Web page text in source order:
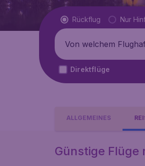
Flugtyp
Rückflug Nur
Abflug von
Direktflüge
ALLGEMEINES
Günstige Flüge